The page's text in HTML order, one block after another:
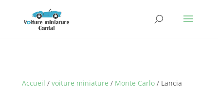
Accueil / voiture miniature / Monte Carlo/ Lancia